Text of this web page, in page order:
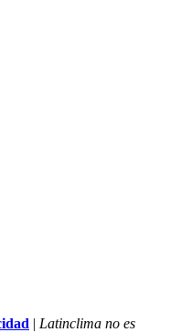
| Latinclima no es